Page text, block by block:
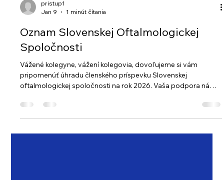
Oznam Slovenskej Oftalmologickej
Spoločnosti
Vážené kolegyne, vážení kolegovia, dovoľujeme si vám
pripomenúť úhradu členského príspevku Slovenskej
umožňuje naďalej rozvíjať našu odbornú komunitu a zvyšovať
úroveň oftalmológie na Slovensku. Platobné informácie: